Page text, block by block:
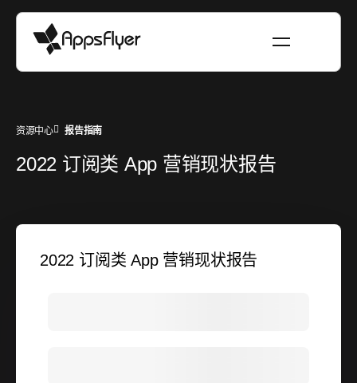
资源中心 报告指南
2022 订阅类 App 营销现状报告
2022 订阅类 App 营销现状报告